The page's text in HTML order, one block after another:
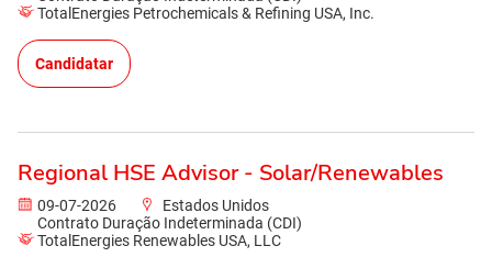
TotalEnergies Petrochemicals & Refining USA, Inc.
Candidatar
Regional HSE Advisor - Solar/Renewables
09-07-2026
Estados Unidos
Contrato Duração Indeterminada (CDI)
TotalEnergies Renewables USA, LLC